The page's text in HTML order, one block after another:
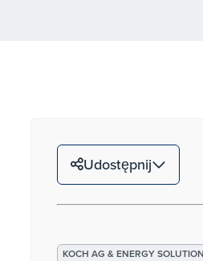
Udostępnij
KOCH AG & ENERGY